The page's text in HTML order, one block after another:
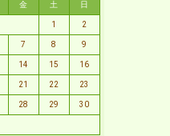
金 土 日
1 2
7 8 9
14 15 16
21 22 23
28 29 30